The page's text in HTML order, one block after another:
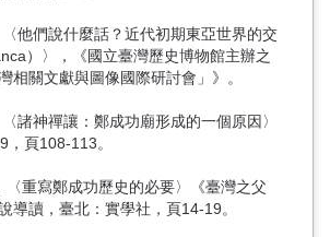
他們說什麼話？近代初期東亞世界的交
）〉，《國立臺灣歷史博物館主辦之
相關文獻與圖像國際研討會」》。
諸神禪讓：鄭成功廟形成的一個原因〉
，頁108-113。
〈重寫鄭成功歷史的必要〉《臺灣之父
導讀，臺北：實學社，頁14-19。